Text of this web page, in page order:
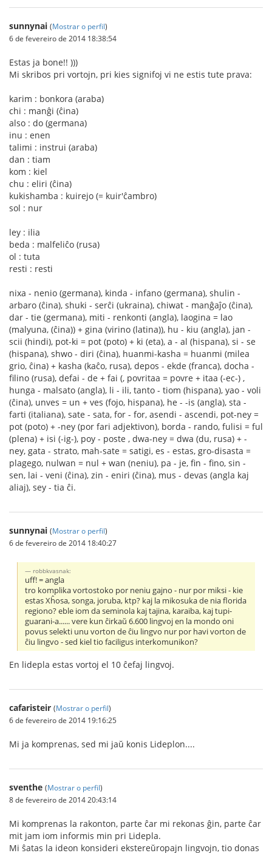
sunnynai (Mostrar o perfil)
6 de fevereiro de 2014 18:38:54
Estas ja bone!! )))
Mi skribos pri vortojn, pri kies signifoj vi ne estis tute prava:
karim : bonkora (araba)
chi : manĝi (ĉina)
also : do (germana)
inu : enen
talimi : instrui (araba)
dan : tiam
kom : kiel
chu : eliri (ĉina)
kukishamba : kuirejo (= kuir'ĉambro)
sol : nur
ley : ilia
beda : malfeliĉo (rusa)
ol : tuta
resti : resti
nixa - nenio (germana), kinda - infano (germana), shulin -
arbaro (ĉina), shuki - serĉi (ukraina), chiwat - manĝaĵo (ĉina),
dar - tie (germana), miti - renkonti (angla), laogina = lao
(malyuna, (ĉina)) + gina (virino (latina)), hu - kiu (angla), jan -
scii (hindi), pot-ki = pot (poto) + ki (eta), a - al (hispana), si - se
(hispana), shwo - diri (ĉina), huanmi-kasha = huanmi (milea
grio, ĉina) + kasha (kaĉo, rusa), depos - ekde (franca), docha -
filino (rusa), defai - de + fai (, povritaa = povre + itaa (-ec-) ,
hunga - malsato (angla), li - ili, tanto - tiom (hispana), yao - voli
(ĉina), unves = un + ves (fojo, hispana), he - -is (angla), sta -
farti (italiana), sate - sata, for - for, asendi - ascendi, pot-ney =
pot (poto) + -ney (por fari adjektivon), borda - rando, fulisi = ful
(plena) + isi (-ig-), poy - poste , dwa-ney = dwa (du, rusa) + -
ney, gata - strato, mah-sate = satigi, es - estas, gro-disasta =
plagego, nulwan = nul + wan (neniu), pa - je, fin - fino, sin -
sen, lai - veni (ĉina), zin - eniri (ĉina), mus - devas (angla kaj
aliaj), sey - tia ĉi.
sunnynai (Mostrar o perfil)
6 de fevereiro de 2014 18:40:27
robbkvasnak:
uff! = angla
tro komplika vortostoko por neniu gajno - nur por miksi - kie
estas Xĥosa, songa, joruba, ktp? kaj la mikosuka de nia florida
regiono? eble iom da seminola kaj tajina, karaiba, kaj tupi-
guarani-a...... vere kun ĉirkaŭ 6.600 lingvoj en la mondo oni
povus selekti unu vorton de ĉiu lingvo nur por havi vorton de
ĉiu lingvo - sed kiel tio faciligus interkomunikon?
En lidepla estas vortoj el 10 ĉefaj lingvoj.
cafaristeir (Mostrar o perfil)
6 de fevereiro de 2014 19:16:25
Mi ja komprenas, sed mi jaŭ konis Lideplon....
sventhe (Mostrar o perfil)
8 de fevereiro de 2014 20:43:14
Mi komprenas la rakonton, parte ĉar mi rekonas ĝin, parte ĉar
mit jam iom informis min pri Lidepla.
Mi ŝatas la ideon konsideri ekstereŭropajn lingvojn, tio donas